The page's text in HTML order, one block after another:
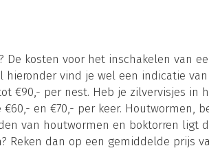
kosten voor het inschakelen van
vind je wel een indicatie
€90,- per nest. Heb je zilvervisjes in
en €70,- per keer. Houtwormen,
van houtwormen en boktorren ligt
dan op een gemiddelde prijs